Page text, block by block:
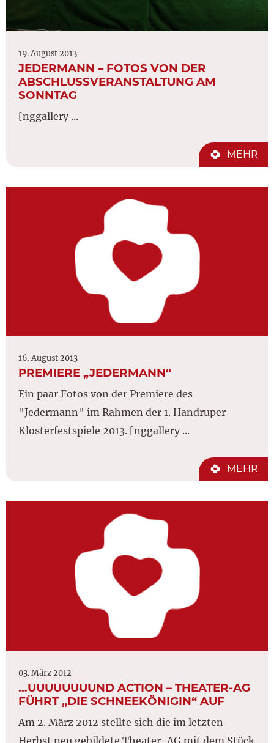
19. August 2013
JEDERMANN – FOTOS VON DER
ABSCHLUSSVERANSTALTUNG AM
SONNTAG
[nggallery ...
MEHR
16. August 2013
PREMIERE „JEDERMANN“
Ein paar Fotos von der Premiere des
"Jedermann" im Rahmen der 1. Handruper
Klosterfestspiele 2013. [nggallery ...
MEHR
03. März 2012
…UUUUUUUUND ACTION – THEATER-AG
FÜHRT „DIE SCHNEEKÖNIGIN“ AUF
Am 2. März 2012 stellte sich die im letzten
Herbst neu gebildete Theater-AG mit dem Stück